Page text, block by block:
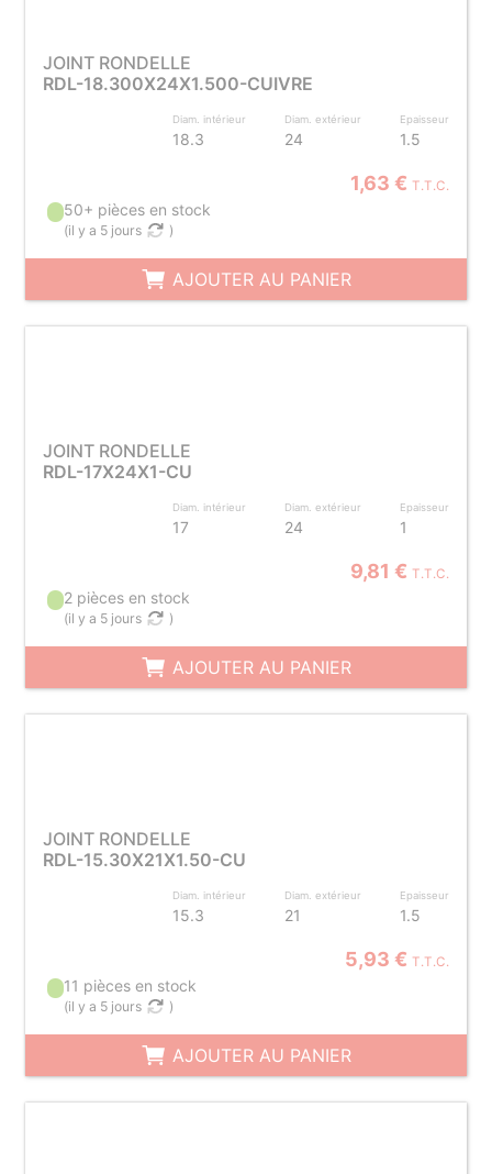
JOINT RONDELLE
RDL-18.300X24X1.500-CUIVRE
Diam. intérieur
18.3
Diam. extérieur
24
Epaisseur
1.5
1,63 € T.T.C.
50+ pièces en stock
(il y a 5 jours )
AJOUTER AU PANIER
JOINT RONDELLE
RDL-17X24X1-CU
Diam. intérieur
17
Diam. extérieur
24
Epaisseur
1
9,81 € T.T.C.
2 pièces en stock
(il y a 5 jours )
AJOUTER AU PANIER
JOINT RONDELLE
RDL-15.30X21X1.50-CU
Diam. intérieur
15.3
Diam. extérieur
21
Epaisseur
1.5
5,93 € T.T.C.
11 pièces en stock
(il y a 5 jours )
AJOUTER AU PANIER